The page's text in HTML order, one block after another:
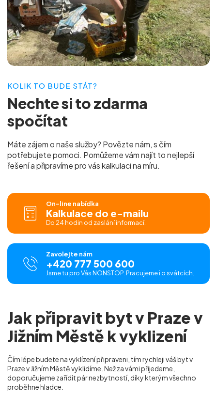
KOLIK TO BUDE STÁT?
Nechte si tozdarma
spočítat
Máte zájem o naše služby? Povězte nám, s čím
potřebujete pomoci. Pomůžeme vám najít to nejlepší
řešení a připravíme pro váskalkulaci na míru.
On-line nabídka
Kalkulace do e-mailu
Do 24 hodin od zaslání informací.
Zavolejte nám
+420 777 500 600
Jsme tu pro Vás NONSTOP. Pracujeme i o svátcích.
Jak připravit byt v Praze v
Jižním Městě k vyklizení
Čím lépe budete na vyklízení připraveni, tím rychleji váš byt v
Praze v Jižním Městě vyklidíme. Než za vámi přijedeme,
doporučujeme zařídit pár nezbytností, díky kterým všechno
proběhne hladce.